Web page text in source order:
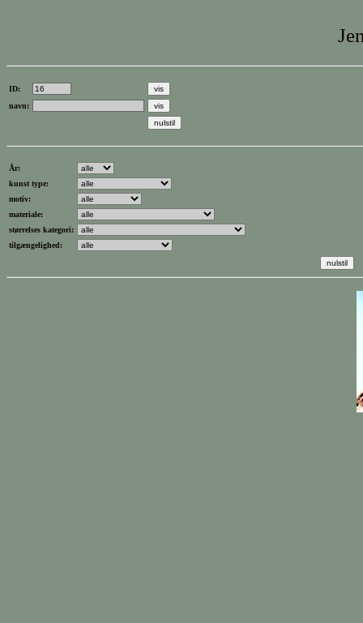
ID:
navn:
År:
kunst type:
motiv:
materiale:
størrelses kategori:
tilgængelighed: